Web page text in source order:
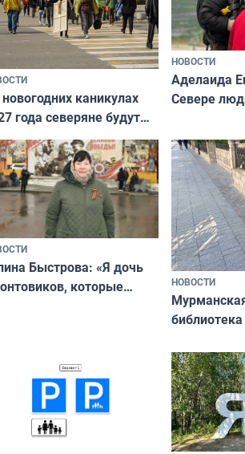
каникулах
года северяне будут
11 дней
НОВОСТИ
Аделаида
Севере
а потому
ты им
Быстрова: «Я дочь
которые
НОВОСТИ
и